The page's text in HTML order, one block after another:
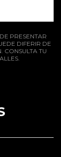
PRESENTAR
DIFERIR DE
CONSULTA TU